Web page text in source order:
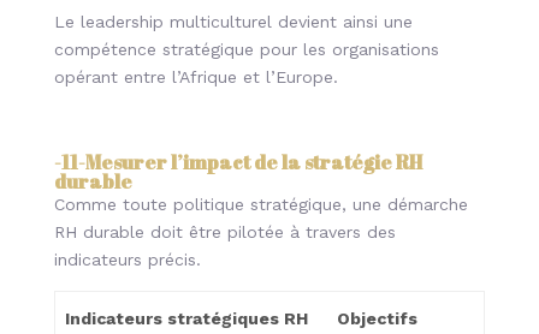
Le leadership multiculturel devient ainsi une
compétence stratégique pour les organisations
opérant entre l’Afrique et l’Europe.
-11-Mesurer l’impact de la stratégie RH
durable
Comme toute politique stratégique, une démarche
RH durable doit être pilotée à travers des
indicateurs précis.
Indicateurs stratégiques RH Objectifs